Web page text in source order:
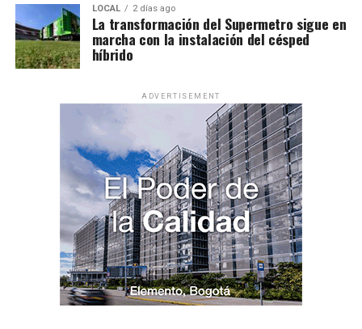
LOCAL 2 días ago
La transformación del Supermetro sigue en
marcha con la instalación del césped
híbrido
ADVERTISEMENT